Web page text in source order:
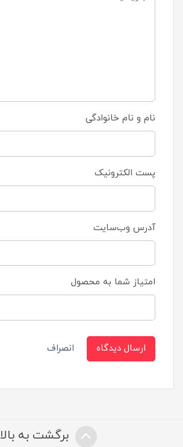
نام و نام خانوادگی
پست الکترونیک
آدرس وب‌سایت
امتیاز شما به محصول
ارسال دیدگاه انصراف
برگشت به بالا